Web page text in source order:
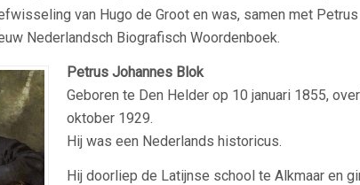
van Hugo de Groot en was, samen met
Nederlandsch Biografisch Woordenboek.
Petrus Johannes Blok
Geboren te Den Helder op 10 januari 1855,
oktober 1929.
Hij was een Nederlands historicus.
Hij doorliep de Latijnse school te Alkmaar en